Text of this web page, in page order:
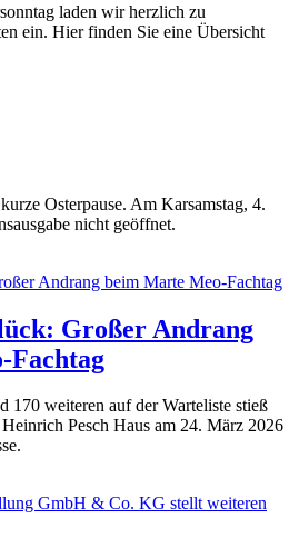
laden wir herzlich zu
ein. Hier finden Sie eine Übersicht
Osterpause. Am Karsamstag, 4.
nicht geöffnet.
Großer Andrang
Fachtag
170 weiteren auf der Warteliste stieß
Pesch Haus am 24. März 2026